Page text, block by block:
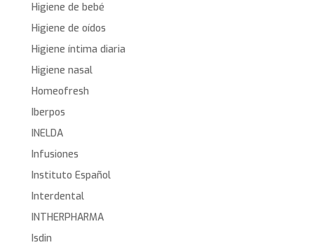
Higiene de bebé
Higiene de oídos
Higiene íntima diaria
Higiene nasal
Homeofresh
Iberpos
INELDA
Infusiones
Instituto Español
Interdental
INTHERPHARMA
Isdin